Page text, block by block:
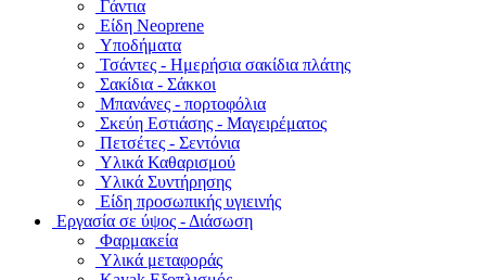
Γάντια
Είδη Neoprene
Υποδήματα
Τσάντες - Ημερήσια σακίδια πλάτης
Σακίδια - Σάκκοι
Μπανάνες - πορτοφόλια
Σκεύη Εστιάσης - Μαγειρέματος
Πετσέτες - Σεντόνια
Υλικά Καθαρισμού
Υλικά Συντήρησης
Είδη προσωπικής υγιεινής
Εργασία σε ύψος - Διάσωση
Φαρμακεία
Υλικά μεταφοράς